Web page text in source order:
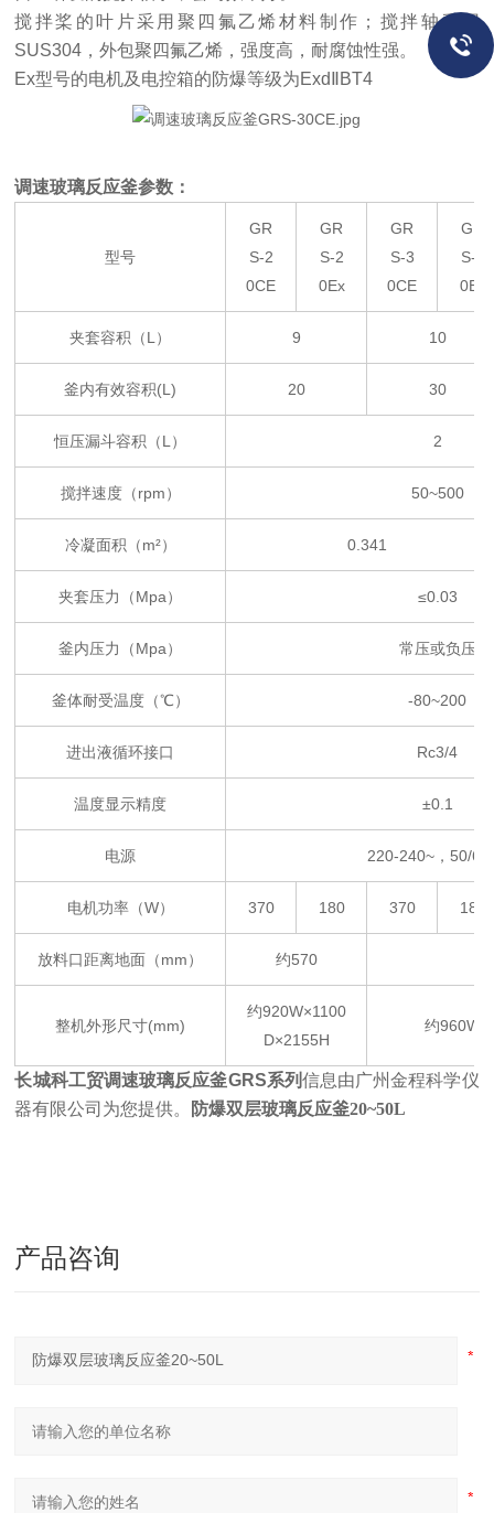
搅拌桨的叶片采用聚四氟乙烯材料制作；搅拌轴采用
SUS304 ，外包聚四氟乙烯，强度高，耐腐蚀性强。
Ex型号的电机及电控箱的防爆等级为Exd BT4
调速玻璃反应釜参数 ：
型号
GR
S-2
0CE
GR
S-2
0Ex
GR
S-3
0CE
GR
S-3
0Ex
夹套容积（L ） 9 10
釜内有效容积(L) 20 30
恒压漏斗容积（L ） 2
搅拌速度（rpm） 50~500
冷凝面积（m²） 0.341
夹套压力（Mpa） ≤0.03
釜内压力（Mpa） 常压或负压
釜体耐受温度（℃） -80~200
进出液循环接口 Rc3/4
温度显示精度 ±0.1
电源 220-240~， 50/
电机功率（W） 370 180 370 180
放料口距离地面（mm） 约570
整机外形尺寸(mm)
约920W×1100
D×2155H
约960W
长城科工贸调速玻璃反应釜GRS系列信息由广州金程科学仪
器有限公司为您提供。 防爆双层玻璃反应釜20~50L
产品咨询